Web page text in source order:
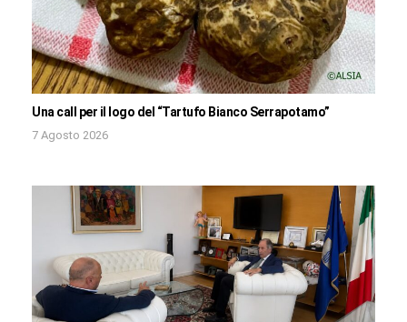
Una call per il logo del “Tartufo Bianco Serrapotamo”
7 Agosto 2026